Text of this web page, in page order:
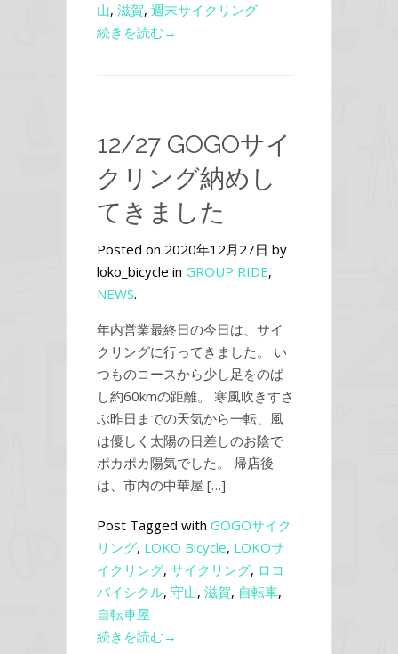
山, 滋賀, 週末サイクリング
続きを読む→
12/27 GOGOサイ
クリング納めし
てきました
Posted on 2020年12月27日 by
loko_bicycle in GROUP RIDE,
NEWS.
年内営業最終日の今日は、サイ
クリングに行ってきました。 い
つものコースから少し足をのば
し約60kmの距離。 寒風吹きすさ
ぶ昨日までの天気から一転、風
は優しく太陽の日差しのお陰で
ポカポカ陽気でした。 帰店後
は、市内の中華屋 […]
Post Tagged with GOGOサイク
リング, LOKO Bicycle, LOKOサ
イクリング, サイクリング, ロコ
バイシクル, 守山, 滋賀, 自転車,
自転車屋
続きを読む→